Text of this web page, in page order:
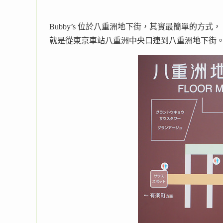
Bubby’s 位於八重洲地下街，其實最簡單的方式，
就是從東京車站八重洲中央口連到八重洲地下街